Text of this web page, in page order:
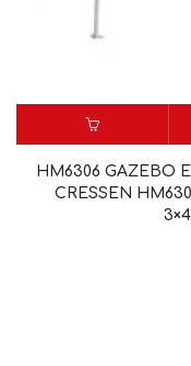
HM6306
CRESSEN